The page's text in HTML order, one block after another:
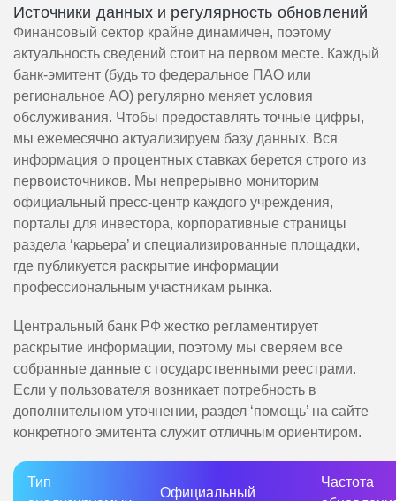
Источники данных и регулярность обновлений
Финансовый сектор крайне динамичен, поэтому
актуальность сведений стоит на первом месте. Каждый
банк-эмитент (будь то федеральное ПАО или
региональное АО) регулярно меняет условия
обслуживания. Чтобы предоставлять точные цифры,
мы ежемесячно актуализируем базу данных. Вся
информация о процентных ставках берется строго из
первоисточников. Мы непрерывно мониторим
официальный пресс-центр каждого учреждения,
порталы для инвестора, корпоративные страницы
раздела ‘карьера’ и специализированные площадки,
где публикуется раскрытие информации
профессиональным участникам рынка.
Центральный банк РФ жестко регламентирует
раскрытие информации, поэтому мы сверяем все
собранные данные с государственными реестрами.
Если у пользователя возникает потребность в
дополнительном уточнении, раздел ‘помощь’ на сайте
конкретного эмитента служит отличным ориентиром.
Тип
Официальный
Частота